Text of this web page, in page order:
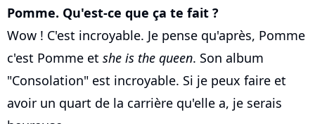
Pomme. Qu'est-ce que ça te fait ?
Wow ! C'est incroyable. Je pense qu'après, Pomme
c'est Pomme et she is the queen. Son album
"Consolation" est incroyable. Si je peux faire et
avoir un quart de la carrière qu'elle a, je serais